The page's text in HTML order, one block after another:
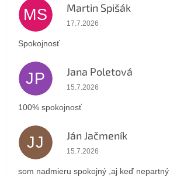
MS Martin Spišák
Hodnotenie obchodu je 5 z
17.7.2026
Spokojnosť
JP Jana Poletová
Hodnotenie obchodu je 5 z
15.7.2026
100% spokojnosť
JJ Ján Jačmeník
Hodnotenie obchodu je 5 z
15.7.2026
som nadmieru spokojný ,aj keď